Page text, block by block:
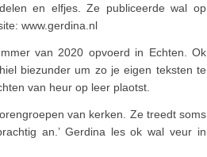
en elfjes. Ze publiceerde wal op
www.gerdina.nl
van 2020 opvoerd in Echten. Ok
biezunder um zo je eigen teksten te
van heur op leer plaotst.
van kerken. Ze treedt soms
an.’ Gerdina les ok wal veur in